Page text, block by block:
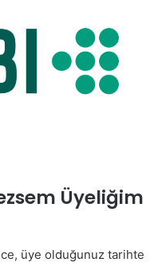
Üyeliğim
üye olduğunuz tarihte